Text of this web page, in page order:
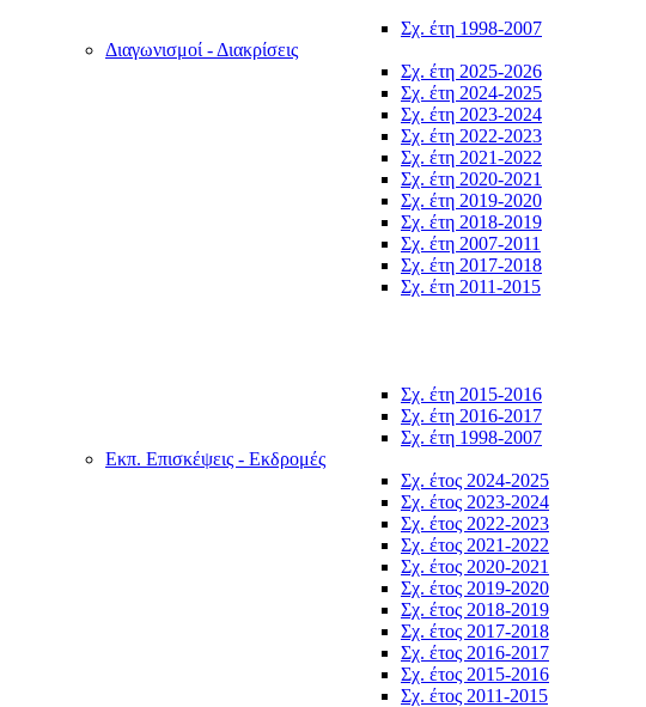
Σχ. έτη 1998-2007
Διαγωνισμοί - Διακρίσεις
Σχ. έτη 2025-2026
Σχ. έτη 2024-2025
Σχ. έτη 2023-2024
Σχ. έτη 2022-2023
Σχ. έτη 2021-2022
Σχ. έτη 2020-2021
Σχ. έτη 2019-2020
Σχ. έτη 2018-2019
Σχ. έτη 2007-2011
Σχ. έτη 2017-2018
Σχ. έτη 2011-2015
Σχ. έτη 2015-2016
Σχ. έτη 2016-2017
Σχ. έτη 1998-2007
Εκπ. Επισκέψεις - Εκδρομές
Σχ. έτος 2024-2025
Σχ. έτος 2023-2024
Σχ. έτος 2022-2023
Σχ. έτος 2021-2022
Σχ. έτος 2020-2021
Σχ. έτος 2019-2020
Σχ. έτος 2018-2019
Σχ. έτος 2017-2018
Σχ. έτος 2016-2017
Σχ. έτος 2015-2016
Σχ. έτος 2011-2015